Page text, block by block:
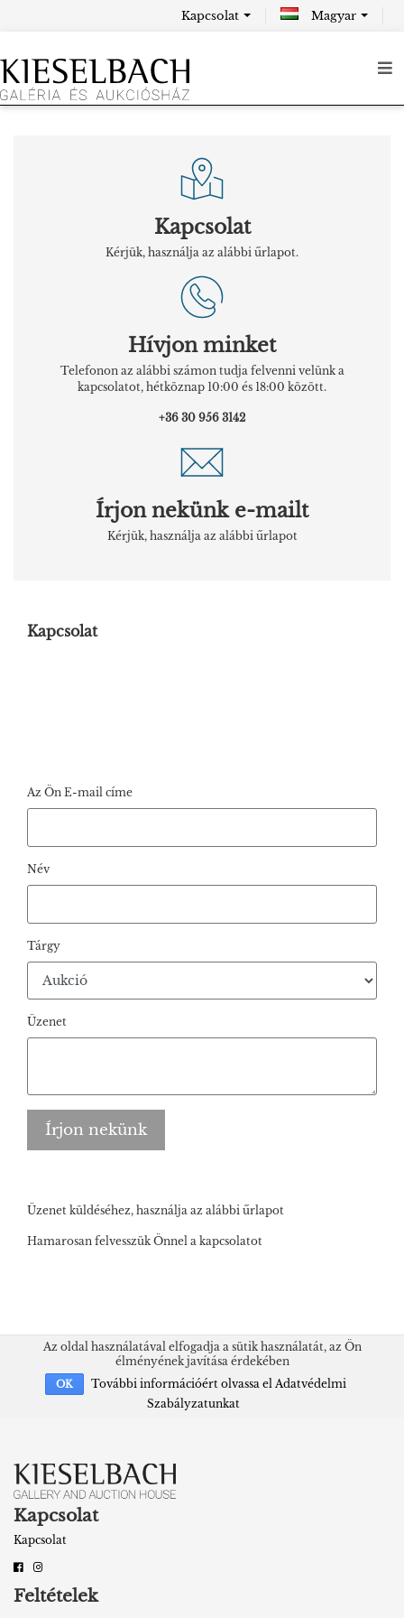
Kapcsolat Magyar
Kapcsolat
Kérjük, használja az alábbi űrlapot.
Hívjon minket
Telefonon az alábbi számon tudja felvenni velünk a
kapcsolatot, hétköznap 10:00 és 18:00 között.
+36 30 956 3142
Írjon nekünk e-mailt
Kérjük, használja az alábbi űrlapot
Kapcsolat
Az Ön E-mail címe
Név
Tárgy
Üzenet
Írjon nekünk
Üzenet küldéséhez, használja az alábbi űrlapot
Hamarosan felvesszük Önnel a kapcsolatot
Az oldal használatával elfogadja a sütik használatát, az Ön
élményének javítása érdekében
OK
További információért olvassa el Adatvédelmi
Szabályzatunkat
Kapcsolat
Kapcsolat
Feltételek